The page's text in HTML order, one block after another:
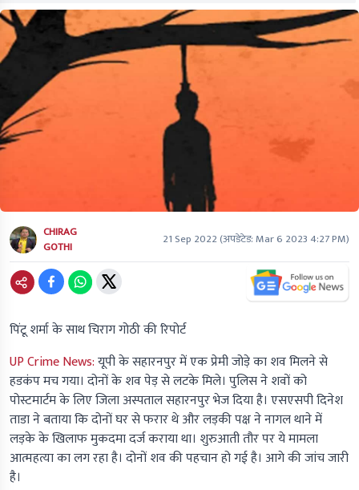
CHIRAG
GOTHI
21 Sep 2022(अपडेटेड:Mar 6 2023 4:27 PM)
पिंटू शर्मा के साथ चिराग गोठी की रिपोर्ट
UP Crime News:यूपी के सहारनपुर में एक प्रेमी जोड़े का शव मिलने से
हडकंप मच गया। दोनों के शव पेड़ से लटके मिले। पुलिस ने शवों को
पोस्टमार्टम के लिए जिला अस्पताल सहारनपुर भेज दिया है। एसएसपी दिनेश
ताडा ने बताया कि दोनों घर से फरार थे और लड़की पक्ष ने नागल थाने में
लड़के के खिलाफ मुकदमा दर्ज कराया था। शुरुआती तौर पर ये मामला
आत्महत्या का लग रहा है। दोनों शव की पहचान हो गई है। आगे की जांच जारी
है।